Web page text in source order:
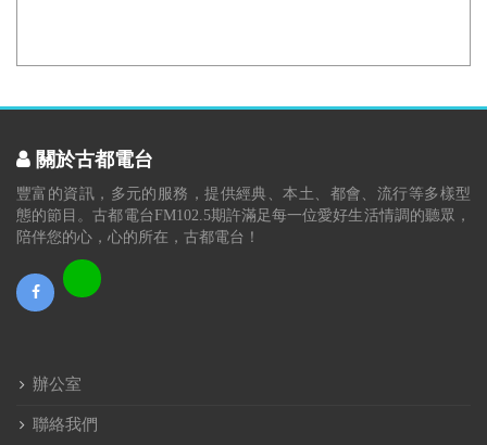
關於古都電台
豐富的資訊，多元的服務，提供經典、本土、都會、流行等多樣型
態的節目。古都電台FM102.5期許滿足每一位愛好生活情調的聽眾，
陪伴您的心，心的所在，古都電台！
辦公室
聯絡我們